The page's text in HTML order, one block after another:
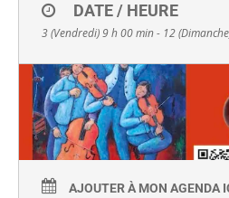
DATE / HEURE
3 (Vendredi) 9 h 00 min - 12
AJOUTER À MON AGENDA